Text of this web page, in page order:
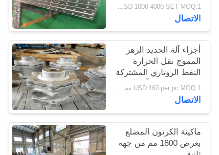
USD 1000-4000 SET MOQ:1 مجموعة
الاتصال
أجزاء آلة الحديد الزهر
المموج نقل الحرارة
النفط الروتاري المشتركة
علاج مكافحة التآكل
USD 160 per pc MOQ:1 مجموعة
الاتصال
ماكينة الكرتون المضلع
بعرض 1800 مم من جهة